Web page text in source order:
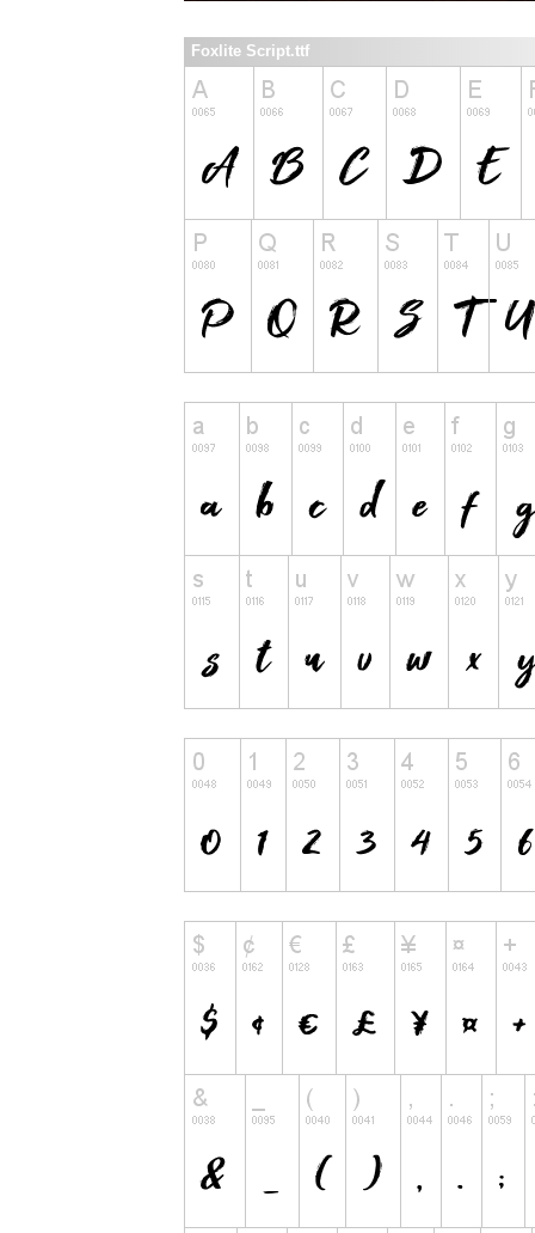
Foxlite Script.ttf